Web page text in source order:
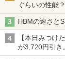
ぐらいの性能？
HBMの速さと
【本日みつけ
が3,720円引き